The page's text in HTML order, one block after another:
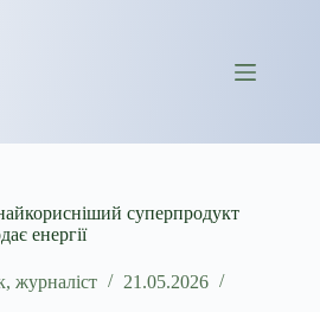
суперпродукт
енергії
журналіст
21.05.2026